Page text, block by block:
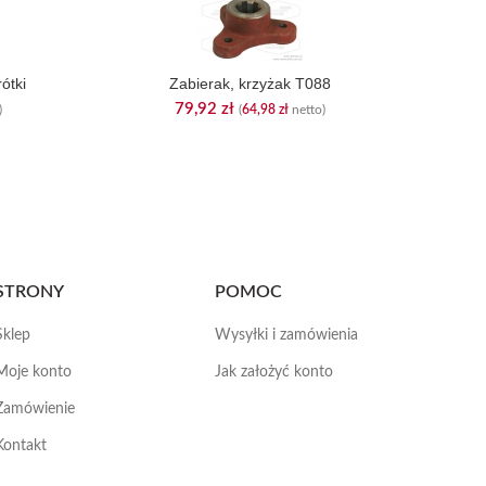
Zabierak, krzyżak T088
79,92 zł (64,98 zł netto)
konto
POMOC
Wysyłki i zamówienia
Jak założyć konto